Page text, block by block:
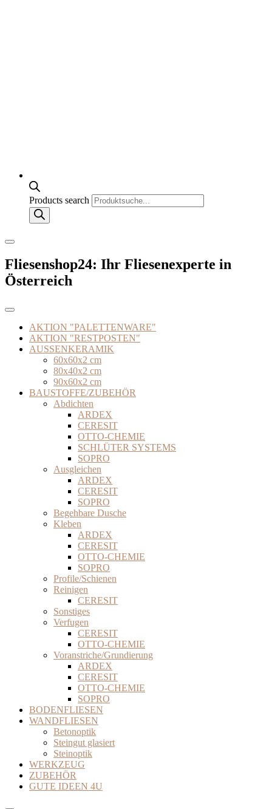
Products search
Fliesenshop24: Ihr Fliesenexperte in
Österreich
AKTION "PALETTENWARE"
AKTION "RESTPOSTEN"
AUSSENKERAMIK
60x60x2 cm
80x40x2 cm
90x60x2 cm
BAUSTOFFE/ZUBEHÖR
Abdichten
ARDEX
CERESIT
OTTO-CHEMIE
SCHLÜTER SYSTEMS
SOPRO
Ausgleichen
ARDEX
CERESIT
SOPRO
Begehbare Dusche
Kleben
ARDEX
CERESIT
OTTO-CHEMIE
SOPRO
Profile/Schienen
Reinigen
CERESIT
Sonstiges
Verfugen
CERESIT
OTTO-CHEMIE
Voranstriche/Grundierung
ARDEX
CERESIT
OTTO-CHEMIE
SOPRO
BODENFLIESEN
WANDFLIESEN
Betonoptik
Steingut glasiert
Steinoptik
WERKZEUG
ZUBEHÖR
GUTE IDEEN 4U